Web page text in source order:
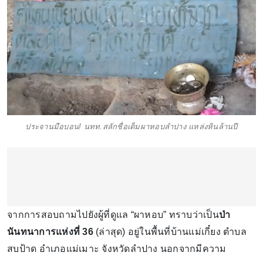
ประจานมือบอน! นทท.สลักชื่อเต็มผาหอบลำปาง แหล่งหินล้านปี
จากการสอบถามไปยังผู้ที่ดูแล “ผาหอบ” ทราบว่าเป็นป่า
นันทนาการแห่งที่ 36(ล่าสุด) อยู่ในพื้นที่บ้านแม่เกี๋ยง ตำบล
สบป้าด อำเภอแม่เมาะ จังหวัดลำปาง นอกจากมีความ